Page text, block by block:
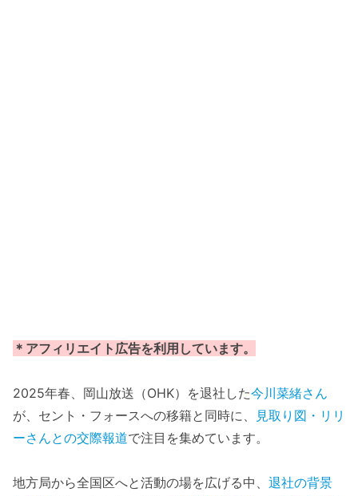
＊アフィリエイト広告を利用しています。
2025年春、岡山放送（OHK）を退社した今川菜緒さん
が、セント・フォースへの移籍と同時に、
見取り図・リリ
ーさんとの交際報道で注目を集めています。
地方局から全国区へと活動の場を広げる中、 退社の背景